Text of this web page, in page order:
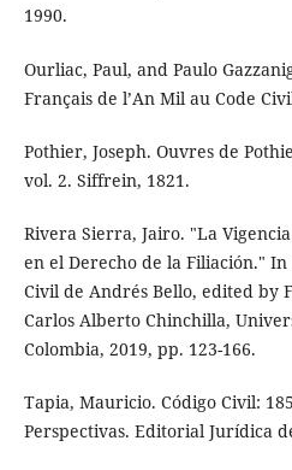
1990.
Ourliac, Paul, and Paulo
Français de l’An Mil au Code
Pothier, Joseph. Ouvres de
vol. 2. Siffrein, 1821.
Rivera Sierra, Jairo. "La
en el Derecho de la Filiación."
Civil de Andrés Bello, edited by
Carlos Alberto Chinchilla,
Colombia, 2019, pp. 123-166.
Tapia, Mauricio. Código Civil:
Perspectivas. Editorial Jurídica